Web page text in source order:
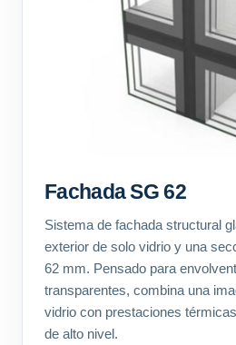
Fachada SG 62
Sistema de fachada structural
exterior de solo vidrio y una
62 mm. Pensado para
transparentes, combina una
vidrio con prestaciones
de alto nivel.